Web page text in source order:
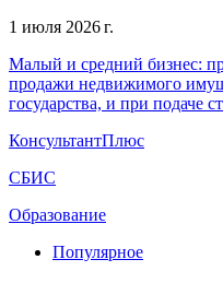
1 июля 2026 г.
Малый и средний бизнес:
продажи недвижимого
государства, и при подаче
КонсультантПлюс
СБИС
Образование
Популярное